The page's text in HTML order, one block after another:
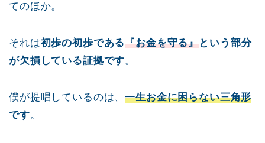
てのほか。
それは初歩の初歩である『お金を守る』という部分
が欠損している証拠です。
僕が提唱しているのは、一生お金に困らない三角形
です。